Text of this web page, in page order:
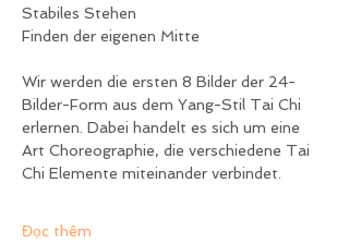
Stabiles Stehen
Finden der eigenen Mitte
Wir werden die ersten 8 Bilder der 24-
Bilder-Form aus dem Yang-Stil Tai Chi
erlernen. Dabei handelt es sich um eine
Art Choreographie, die verschiedene Tai
Chi Elemente miteinander verbindet.
Đọc thêm